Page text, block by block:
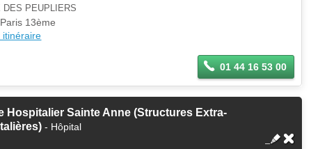
DES PEUPLIERS
13ème
itinéraire
01 44 16 53 00
Hospitalier Sainte Anne (Structures Extra-
- Hôpital